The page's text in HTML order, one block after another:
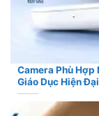
Camera Phù
Giáo Dục Hiện